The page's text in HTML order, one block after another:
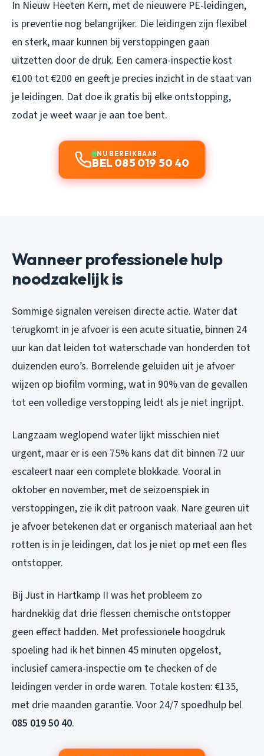
In Nieuw Heeten Kern, met de nieuwere PE-leidingen,
is preventie nog belangrijker. Die leidingen zijn flexibel
en sterk, maar kunnen bij verstoppingen gaan
uitzetten door de druk. Een camera-inspectie kost
€100 tot €200 en geeft je precies inzicht in de staat van
je leidingen. Dat doe ik gratis bij elke ontstopping,
zodat je weet waar je aan toe bent.
NU BEREIKBAAR
BEL 085 019 50 40
Wanneer professionele hulp
noodzakelijk is
Sommige signalen vereisen directe actie. Water dat
terugkomt in je afvoer is een acute situatie, binnen 24
uur kan dat leiden tot waterschade van honderden tot
duizenden euro’s. Borrelende geluiden uit je afvoer
wijzen op biofilm vorming, wat in 90% van de gevallen
tot een volledige verstopping leidt als je niet ingrijpt.
Langzaam weglopend water lijkt misschien niet
urgent, maar er is een 75% kans dat dit binnen 72 uur
escaleert naar een complete blokkade. Vooral in
oktober en november, met de seizoenspiek in
verstoppingen, zie ik dit patroon vaak. Nare geuren uit
je afvoer betekenen dat er organisch materiaal aan het
rotten is in je leidingen, dat los je niet op met een fles
ontstopper.
Bij Just in Hartkamp II was het probleem zo
hardnekkig dat drie flessen chemische ontstopper
geen effect hadden. Met professionele hoogdruk
spoeling had ik het binnen 45 minuten opgelost,
inclusief camera-inspectie om te checken of de
leidingen verder in orde waren. Totale kosten: €135,
met drie maanden garantie. Voor 24/7 spoedhulp bel
085 019 50 40.